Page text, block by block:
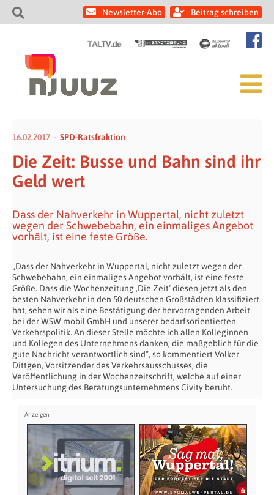
Newsletter-Abo Beitrag schreiben
16.02.2017 SPD-Ratsfraktion
Die Zeit: Busse und Bahn sind ihr
Geld wert
Dass der Nahverkehr in Wuppertal, nicht zuletzt
wegen der Schwebebahn, ein einmaliges Angebot
vorhält, ist eine feste Größe.
„Dass der Nahverkehr in Wuppertal, nicht zuletzt wegen der
Schwebebahn, ein einmaliges Angebot vorhält, ist eine feste
Größe. Dass die Wochenzeitung ‚Die Zeit‘ diesen jetzt als den
besten Nahverkehr in den 50 deutschen Großstädten klassifiziert
hat, sehen wir als eine Bestätigung der hervorragenden Arbeit
bei der WSW mobil GmbH und unserer bedarfsorientierten
Verkehrspolitik. An dieser Stelle möchte ich allen Kolleginnen
und Kollegen des Unternehmens danken, die maßgeblich für die
gute Nachricht verantwortlich sind“, so kommentiert Volker
Dittgen, Vorsitzender des Verkehrsausschusses, die
Veröffentlichung in der Wochenzeitschrift, welche auf einer
Untersuchung des Beratungsunternehmens Civity beruht.